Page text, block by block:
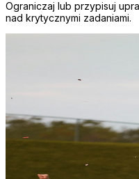
Ograniczaj lub przypisuj
nad krytycznymi zadaniami.